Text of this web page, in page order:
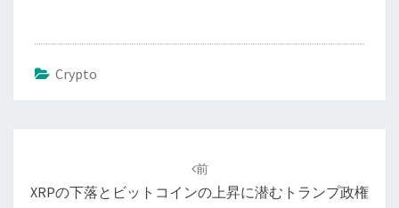
Crypto
ナ
前
XRPの下落とビットコインの上昇に潜むトランプ政権